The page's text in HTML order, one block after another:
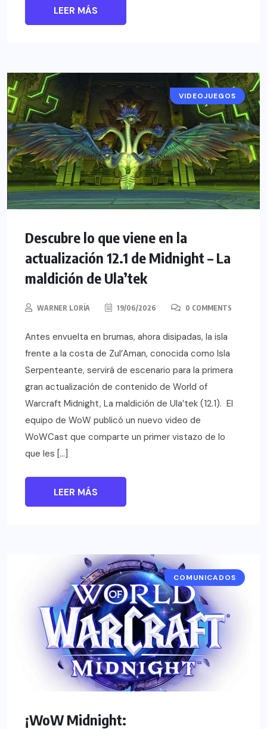
LEER MÁS
NOTICIAS
VIDEOJUEGOS
Descubre lo que viene en la
actualización 12.1 de Midnight – La
maldición de Ula’tek
WARNER LORÍA 19/06/2026 0 COMMENTS
Antes envuelta en brumas, ahora disipadas, la isla
frente a la costa de Zul’Aman, conocida como Isla
Serpenteante, servirá de escenario para la primera
gran actualización de contenido de World of
Warcraft Midnight, La maldición de Ula’tek (12.1). El
equipo de WoW publicó un nuevo video de
WoWCast que comparte un primer vistazo de lo
que les […]
LEER MÁS
COMUNICADOS
¡WoW Midnight: